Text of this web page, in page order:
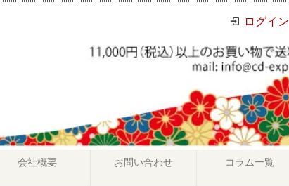
ログイン
会社概要 お問い合わせ コラム一覧